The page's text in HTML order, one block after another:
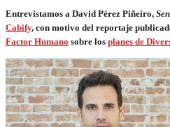
Entrevistamos a David Pérez Piñeiro,
Cabify, con motivo del reportaje
Factor Humano sobre los planes de